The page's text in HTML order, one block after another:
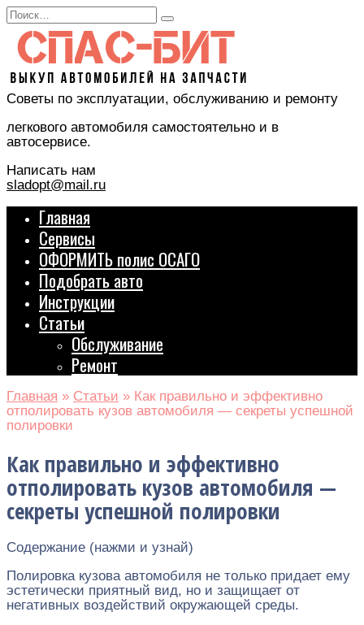
Перейти
к
содержанию
Search
for:
Советы по эксплуатации, обслуживанию и ремонту
легкового автомобиля самостоятельно и в
автосервисе.
Написать нам
sladopt@mail.ru
Главная
Сервисы
ОФОРМИТЬ полис ОСАГО
Подобрать авто
Инструкции
Статьи
Обслуживание
Ремонт
Главная » Статьи » Как правильно и эффективно
отполировать кузов автомобиля — секреты успешной
полировки
Как правильно и эффективно
отполировать кузов автомобиля —
секреты успешной полировки
Содержание (нажми и узнай)
Полировка кузова автомобиля не только придает ему
эстетически приятный вид, но и защищает от
негативных воздействий окружающей среды.